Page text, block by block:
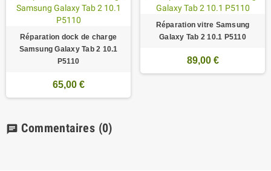
Réparation dock de charge
Samsung Galaxy Tab 2 10.1
P5110
65,00 €
Réparation vitre Samsung
Galaxy Tab 2 10.1 P5110
89,00 €
chat Commentaires (0)